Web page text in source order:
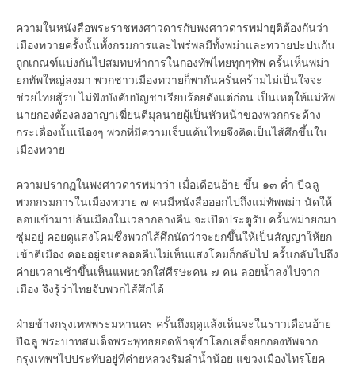
ความในหนังสือพระราชพงศาวดารกับพงศาวดารพม่ายุติต้องกันว่า
เมืองทวายครั้งนั้นทั้งกรมการและไพร่พลมีทั้งพม่าและทวายปะปนกัน
ถูกเกณฑ์แบ่งกันไปสมทบทำการในกองทัพไทยทุกๆทัพ ครั้นเห็นพม่า
ยกทัพใหญ่ลงมา พวกชาวเมืองทวายก็พากันครั่นคร้ามไม่เป็นใจจะ
ช่วยไทยสู้รบ ไม่ฟังบังคับบัญชาเรียบร้อยดังแต่ก่อน เป็นเหตุให้แม่ทัพ
นายกองต้องลงอาญาเฆี่ยนตีมุลนายผู้เป็นหัวหน้าของพวกกระด้าง
กระเดื่องนั้นเนืองๆ พวกที่มีความเจ็บแค้นไทยจึงคิดเป็นไส้ศึกขึ้นใน
เมืองทวาย
ความปรากฏในพงศาวดารพม่าว่า เมื่อเดือนอ้าย ขึ้น ๑๓ ค่ำ ปีฉลู
พวกกรมการในเมืองทวาย ๗ คนมีหนังสือออกไปถึงแม่ทัพพม่า นัดให้
ลอบเข้ามาปล้นเมืองในเวลากลางคืน จะเปิดประตูรับ ครั้นพม่ายกมา
ซุ่มอยู่ คอยดูแสงโคมซึ่งพวกไส้ศึกนัดว่าจะยกขึ้นให้เป็นสัญญาให้ยก
เข้าตีเมือง คอยอยู่จนตลอดคืนไม่เห็นแสงโคมก็กลับไป ครั้นกลับไปถึง
ค่ายเวลาเช้าขึ้นเห็นแพหยวกใส่ศีรษะคน ๗ คน ลอยน้ำลงไปจาก
เมือง จึงรู้ว่าไทยจับพวกไส้ศึกได้
ฝ่ายข้างกรุงเทพพระมหานคร ครั้นถึงฤดูแล้งเห็นจะในราวเดือนอ้าย
ปีฉลู พระบาทสมเด็จพระพุทธยอดฟ้าจุฬาโลกเสด็จยกกองทัพจาก
กรุงเทพฯไปประทับอยู่ที่ค่ายหลวงริมลำน้ำน้อย แขวงเมืองไทรโยค